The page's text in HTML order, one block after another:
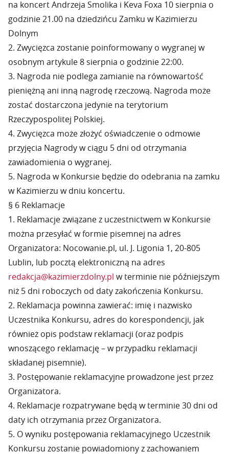
na koncert Andrzeja Smolika i Keva Foxa 10 sierpnia o
godzinie 21.00 na dziedzińcu Zamku w Kazimierzu
Dolnym
2. Zwycięzca zostanie poinformowany o wygranej w
osobnym artykule 8 sierpnia o godzinie 22:00.
3. Nagroda nie podlega zamianie na równowartość
pieniężną ani inną nagrodę rzeczową. Nagroda może
zostać dostarczona jedynie na terytorium
Rzeczypospolitej Polskiej.
4. Zwycięzca może złożyć oświadczenie o odmowie
przyjęcia Nagrody w ciągu 5 dni od otrzymania
zawiadomienia o wygranej.
5. Nagroda w Konkursie będzie do odebrania na zamku
w Kazimierzu w dniu koncertu.
§ 6 Reklamacje
1. Reklamacje związane z uczestnictwem w Konkursie
można przesyłać w formie pisemnej na adres
Organizatora: Nocowanie.pl, ul. J. Ligonia 1, 20-805
Lublin, lub pocztą elektroniczną na adres
redakcja@kazimierzdolny.pl w terminie nie późniejszym
niż 5 dni roboczych od daty zakończenia Konkursu.
2. Reklamacja powinna zawierać: imię i nazwisko
Uczestnika Konkursu, adres do korespondencji, jak
również opis podstaw reklamacji (oraz podpis
wnoszącego reklamację – w przypadku reklamacji
składanej pisemnie).
3. Postępowanie reklamacyjne prowadzone jest przez
Organizatora.
4. Reklamacje rozpatrywane będą w terminie 30 dni od
daty ich otrzymania przez Organizatora.
5. O wyniku postępowania reklamacyjnego Uczestnik
Konkursu zostanie powiadomiony z zachowaniem